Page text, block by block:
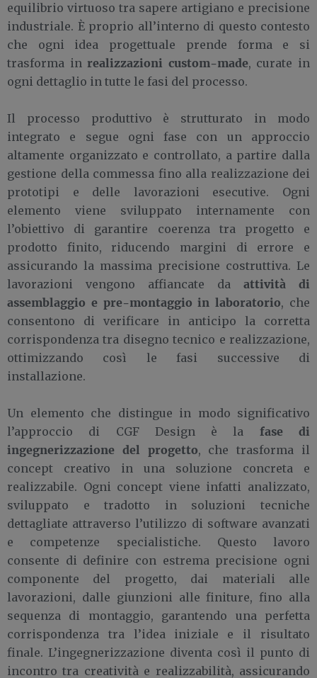
equilibrio virtuoso tra sapere artigiano e precisione
industriale. È proprio all’interno di questo contesto
che ogni idea progettuale prende forma e si
trasforma inrealizzazioni custom-made, curate in
ogni dettaglio in tutte le fasi del processo.
Il processo produttivo è strutturato in modo
integrato e segue ogni fase con un approccio
altamente organizzato e controllato, a partire dalla
gestione della commessa fino alla realizzazione dei
prototipi e delle lavorazioni esecutive. Ogni
elemento viene sviluppato internamente con
l’obiettivo di garantire coerenza tra progetto e
prodotto finito, riducendo margini di errore e
assicurando la massima precisione costruttiva. Le
lavorazioni vengono affiancate da attività di
assemblaggio e pre-montaggio in laboratorio, che
consentono di verificare in anticipo la corretta
corrispondenza tra disegno tecnico e realizzazione,
ottimizzando così le fasi successive di
installazione.
Un elemento che distingue in modo significativo
l’approccio di CGF Design è la fase di
ingegnerizzazione del progetto, che trasforma il
concept creativo in una soluzione concreta e
realizzabile. Ogni concept viene infatti analizzato,
sviluppato e tradotto in soluzioni tecniche
dettagliate attraverso l’utilizzo di software avanzati
e competenze specialistiche. Questo lavoro
consente di definire con estrema precisione ogni
componente del progetto, dai materiali alle
lavorazioni, dalle giunzioni alle finiture, fino alla
sequenza di montaggio, garantendo una perfetta
corrispondenza tra l’idea iniziale e il risultato
finale. L’ingegnerizzazione diventa così il punto di
incontro tra creatività e realizzabilità, assicurando